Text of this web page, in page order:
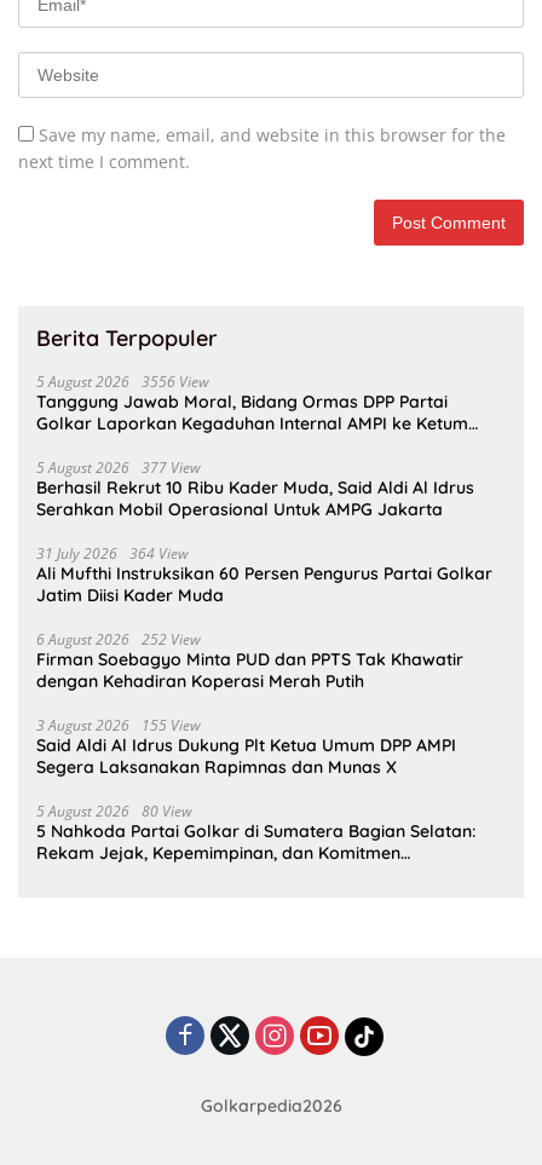
Save my name, email, and website in this browser for the
next time I comment.
Berita Terpopuler
5 August 2026 3556 View
Tanggung Jawab Moral, Bidang Ormas DPP Partai
Golkar Laporkan Kegaduhan Internal AMPI ke Ketum
5 August 2026 377 View
Berhasil Rekrut 10 Ribu Kader Muda, Said Aldi Al Idrus
Serahkan Mobil Operasional Untuk AMPG Jakarta
31 July 2026 364 View
Ali Mufthi Instruksikan 60 Persen Pengurus Partai Golkar
Jatim Diisi Kader Muda
6 August 2026 252 View
Firman Soebagyo Minta PUD dan PPTS Tak Khawatir
dengan Kehadiran Koperasi Merah Putih
3 August 2026 155 View
Said Aldi Al Idrus Dukung Plt Ketua Umum DPP AMPI
Segera Laksanakan Rapimnas dan Munas X
5 August 2026 80 View
5 Nahkoda Partai Golkar di Sumatera Bagian Selatan:
Rekam Jejak, Kepemimpinan, dan Komitmen
Golkarpedia2026